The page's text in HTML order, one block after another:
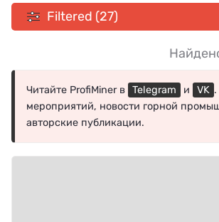
Filtered (27)
Читайте ProfiMiner в Telegram и VK
мероприятий, новости горной
авторские публикации.